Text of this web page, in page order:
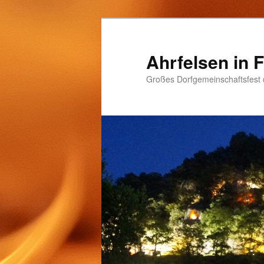
Ahrfelsen in
Großes